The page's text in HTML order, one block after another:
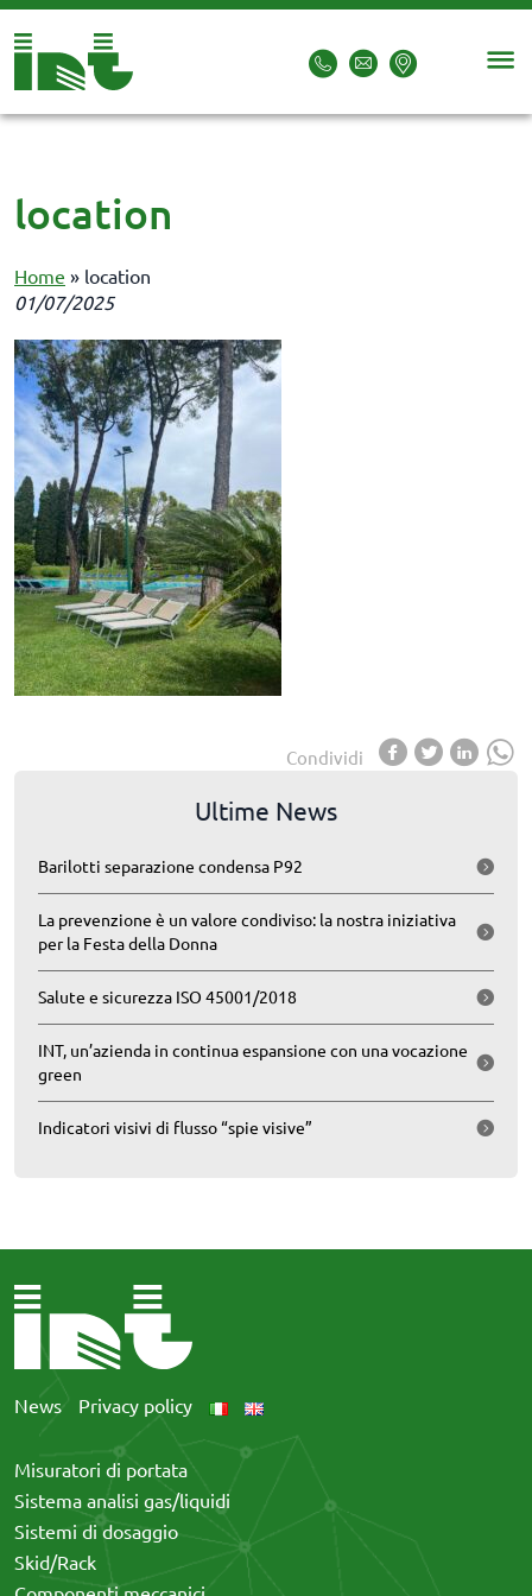
location
Home » location
01/07/2025
Condividi
Ultime News
Barilotti separazione condensa P92
La prevenzione è un valore condiviso: la nostra iniziativa
per la Festa della Donna
Salute e sicurezza ISO 45001/2018
INT, un’azienda in continua espansione con una vocazione
green
Indicatori visivi di flusso “spie visive”
News Privacy policy
Misuratori di portata
Sistema analisi gas/liquidi
Sistemi di dosaggio
Skid/Rack